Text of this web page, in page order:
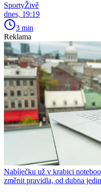
SportyŽivě
dnes, 19:19
3 min
Reklama
Nabíječku už v krabici
změnit pravidla, od dubna